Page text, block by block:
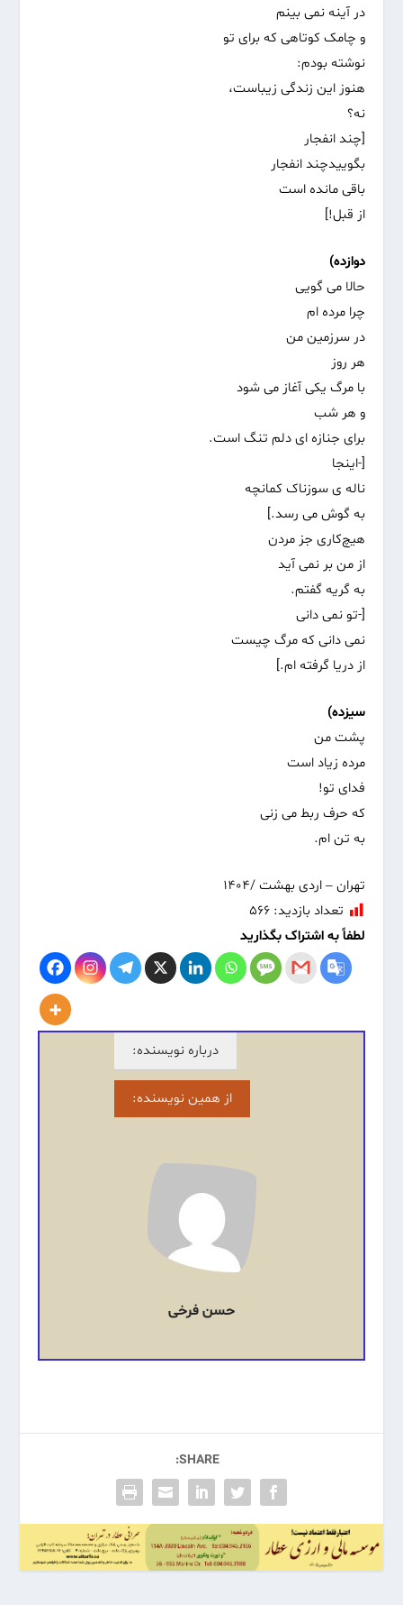
در آینه نمی بینم
و چامک کوتاهی که برای تو
نوشته بودم:
هنوز این زندگی زیباست،
نه؟
[چند انفجار
بگوییدچند انفجار
باقی مانده است
از قبل!]
دوازده)
حالا می گویی
چرا مرده ام
در سرزمین‌ من‌
هر روز
با مرگ یکی آغاز می شود
و هر شب
برای جنازه ای دلم‌ تنگ است.
[-اینجا
ناله ی سوزناک کمانچه
به گوش می رسد.]
هیچ‌کاری جز مردن
از من‌ بر نمی آید
به گریه گفتم.
[-تو نمی دانی
نمی دانی که مرگ چیست
از دریا گرفته ام.]
سیزده)
پشت‌ من
مرده زیاد است
فدای تو!
که حرف ربط می زنی‌
به تن ام.
تهران – اردی بهشت /۱۴۰۴
تعداد بازدید: ۵۶۶
لطفاً به اشتراک بگذارید
درباره نویسنده:
از همین نویسنده:
حسن فرخی
SHARE: